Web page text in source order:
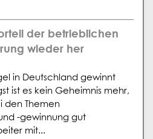
der betrieblichen
wieder her
in Deutschland gewinnt
ist es kein Geheimnis mehr,
den Themen
-gewinnung gut
mit...